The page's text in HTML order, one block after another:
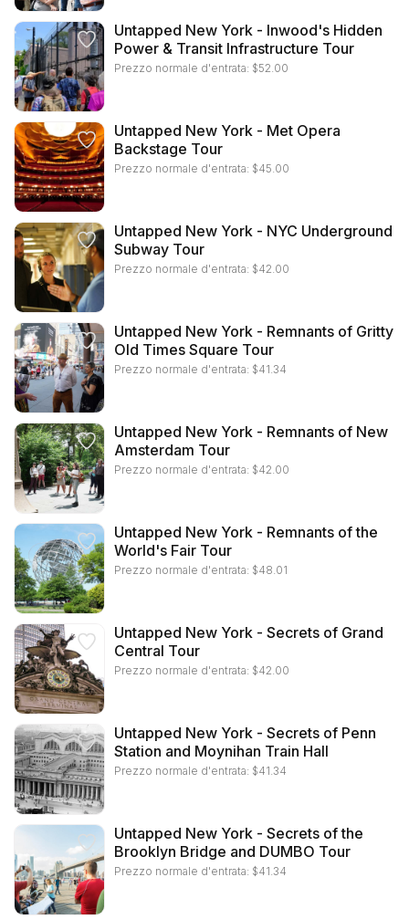
Untapped New York - Inwood's Hidden
Power & Transit Infrastructure Tour
Prezzo normale d'entrata: $52.00
Untapped New York - Met Opera
Backstage Tour
Prezzo normale d'entrata: $45.00
Untapped New York - NYC Underground
Subway Tour
Prezzo normale d'entrata: $42.00
Untapped New York - Remnants of Gritty
Old Times Square Tour
Prezzo normale d'entrata: $41.34
Untapped New York - Remnants of New
Amsterdam Tour
Prezzo normale d'entrata: $42.00
Untapped New York - Remnants of the
World's Fair Tour
Prezzo normale d'entrata: $48.01
Untapped New York - Secrets of Grand
Central Tour
Prezzo normale d'entrata: $42.00
Untapped New York - Secrets of Penn
Station and Moynihan Train Hall
Prezzo normale d'entrata: $41.34
Untapped New York - Secrets of the
Brooklyn Bridge and DUMBO Tour
Prezzo normale d'entrata: $41.34